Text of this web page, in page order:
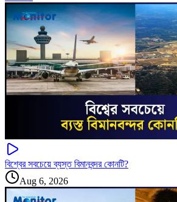
বিশ্বের সবচেয়ে ব্যস্ত বিমানবন্দর কোনটি?
Aug 6, 2026